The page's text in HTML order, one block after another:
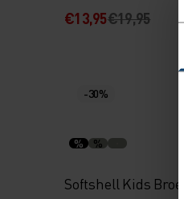
€13,95€19,95
-30%
% %
Softshell Kids Broek